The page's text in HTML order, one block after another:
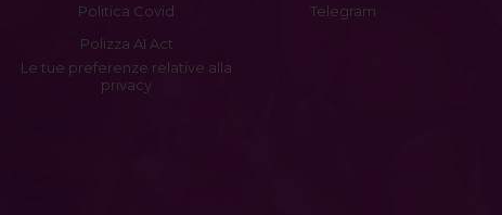
Politica Covid
Polizza AI Act
Le tue preferenze relative alla
privacy
Telegram